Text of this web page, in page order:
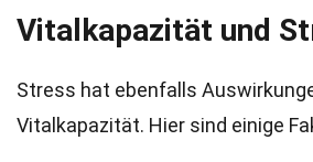
Vitalkapazität und
Stress hat ebenfalls
Vitalkapazität. Hier sind einige